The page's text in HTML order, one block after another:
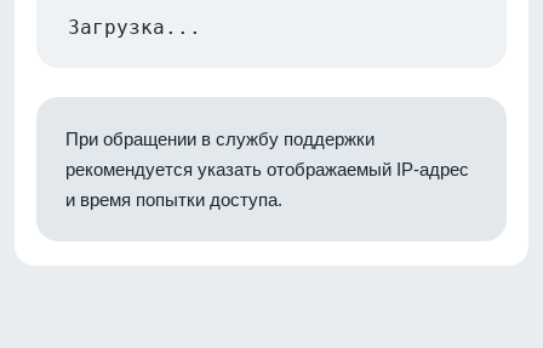
Загрузка...
При обращении в службу поддержки
рекомендуется указать отображаемый IP-адрес
и время попытки доступа.